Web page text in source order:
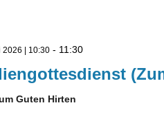
2026 | 10:30 - 11:30
Guten Hirten